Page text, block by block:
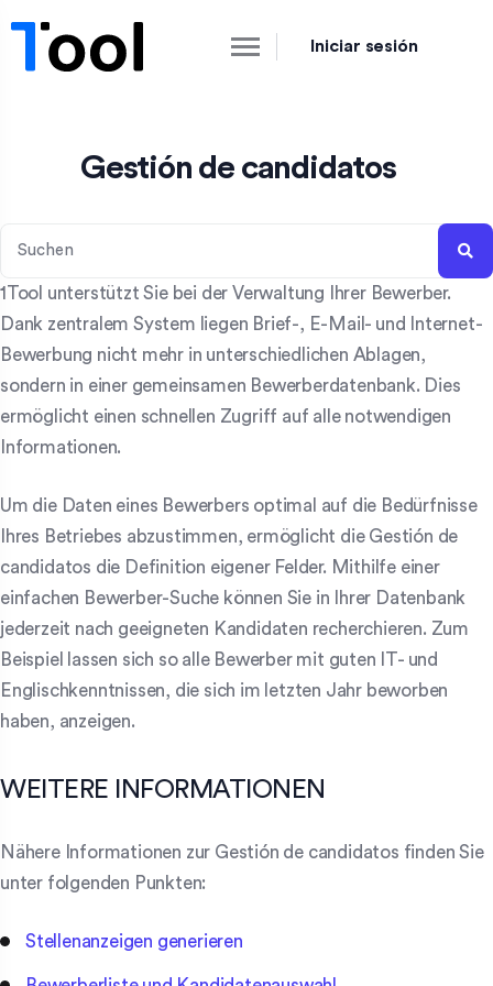
Iniciar sesión
Gestión de candidatos
1Tool unterstützt Sie bei der Verwaltung Ihrer Bewerber.
Dank zentralem System liegen Brief-, E-Mail- und Internet-
Bewerbung nicht mehr in unterschiedlichen Ablagen,
sondern in einer gemeinsamen Bewerberdatenbank. Dies
ermöglicht einen schnellen Zugriff auf alle notwendigen
Informationen.
Um die Daten eines Bewerbers optimal auf die Bedürfnisse
Ihres Betriebes abzustimmen, ermöglicht die Gestión de
candidatos die Definition eigener Felder. Mithilfe einer
einfachen Bewerber-Suche können Sie in Ihrer Datenbank
jederzeit nach geeigneten Kandidaten recherchieren. Zum
Beispiel lassen sich so alle Bewerber mit guten IT- und
Englischkenntnissen, die sich im letzten Jahr beworben
haben, anzeigen.
WEITERE INFORMATIONEN
Nähere Informationen zur Gestión de candidatos finden Sie
unter folgenden Punkten:
Stellenanzeigen generieren